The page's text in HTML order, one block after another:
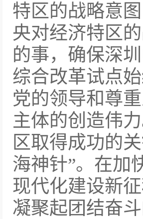
特区的战略意
央对经济特区
的事，确保深
综合改革试点
党的领导和尊
主体的创造伟
区取得成功的
海神针”。在加
现代化建设新
凝聚起团结奋